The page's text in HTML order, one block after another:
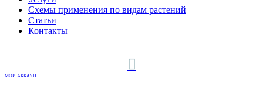
Схемы применения по видам растений
Статьи
Контакты
МОЙ АККАУНТ